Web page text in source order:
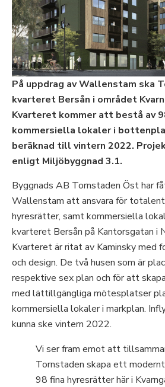
På uppdrag av Wallenstam ska
kvarteret Bersån i området
Kvarteret kommer att bestå av
kommersiella lokaler i
beräknad till vintern 2022.
enligt Miljöbyggnad 3.1.
Byggnads AB Tornstaden Öst har
Wallenstam att ansvara för
hyresrätter, samt kommersiella
kvarteret Bersån på Kantorsgatan i
Kvarteret är ritat av Kaminsky med
och design. De två husen som är
respektive sex plan och för att
med lättillgängliga mötesplatser
kommersiella lokaler i markplan.
kunna ske vintern 2022.
Vi ser fram emot att
Tornstaden skapa ett
98 fina hyresrätter här i